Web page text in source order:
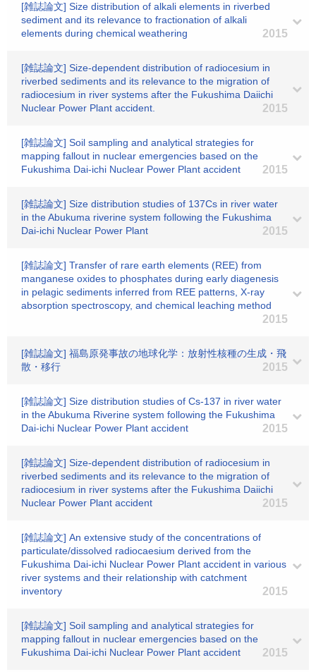
[雑誌論文] Size distribution of alkali elements in riverbed
sediment and its relevance to fractionation of alkali
elements during chemical weathering
2015
[雑誌論文] Size-dependent distribution of radiocesium in
riverbed sediments and its relevance to the migration of
radiocesium in river systems after the Fukushima Daiichi
Nuclear Power Plant accident.
2015
[雑誌論文] Soil sampling and analytical strategies for
mapping fallout in nuclear emergencies based on the
Fukushima Dai-ichi Nuclear Power Plant accident
2015
[雑誌論文] Size distribution studies of 137Cs in river water
in the Abukuma riverine system following the Fukushima
Dai-ichi Nuclear Power Plant
2015
[雑誌論文] Transfer of rare earth elements (REE) from
manganese oxides to phosphates during early diagenesis
in pelagic sediments inferred from REE patterns, X-ray
absorption spectroscopy, and chemical leaching method
2015
[雑誌論文] 福島原発事故の地球化学：放射性核種の生成・飛
散・移行
2015
[雑誌論文] Size distribution studies of Cs-137 in river water
in the Abukuma Riverine system following the Fukushima
Dai-ichi Nuclear Power Plant accident
2015
[雑誌論文] Size-dependent distribution of radiocesium in
riverbed sediments and its relevance to the migration of
radiocesium in river systems after the Fukushima Daiichi
Nuclear Power Plant accident
2015
[雑誌論文] An extensive study of the concentrations of
particulate/dissolved radiocaesium derived from the
Fukushima Dai-ichi Nuclear Power Plant accident in various
river systems and their relationship with catchment
inventory
2015
[雑誌論文] Soil sampling and analytical strategies for
mapping fallout in nuclear emergencies based on the
Fukushima Dai-ichi Nuclear Power Plant accident
2015